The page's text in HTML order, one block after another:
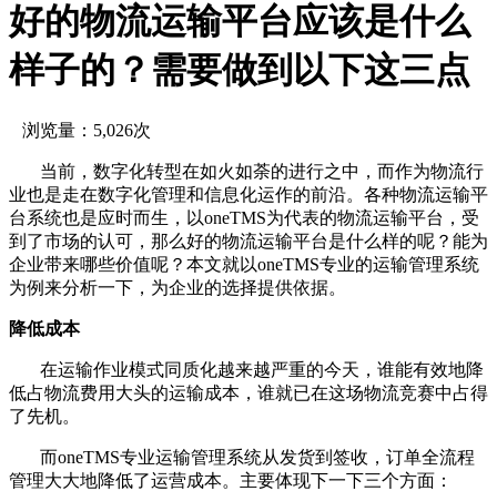
好的物流运输平台应该是什么
样子的？需要做到以下这三点
浏览量：5,026次
当前，数字化转型在如火如荼的进行之中，而作为物流行
业也是走在数字化管理和信息化运作的前沿。各种物流运输平
台系统也是应时而生，以oneTMS为代表的物流运输平台，受
到了市场的认可，那么好的物流运输平台是什么样的呢？能为
企业带来哪些价值呢？本文就以oneTMS专业的运输管理系统
为例来分析一下，为企业的选择提供依据。
降低成本
在运输作业模式同质化越来越严重的今天，谁能有效地降
低占物流费用大头的运输成本，谁就已在这场物流竞赛中占得
了先机。
而oneTMS专业运输管理系统从发货到签收，订单全流程
管理大大地降低了运营成本。主要体现下一下三个方面：